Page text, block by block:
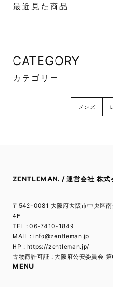
最近見た商品
CATEGORY
カテゴリー
メンズ
ZENTLEMAN. / 運営会社 株式
〒542-0081 大阪府大阪市中央区
4F
TEL : 06-7410-1849
MAIL : info@zentleman.jp
HP : https://zentleman.jp/
古物商許可証 : 大阪府公安委員会
MENU